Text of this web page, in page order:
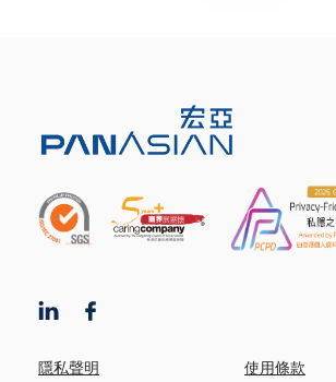
隱私聲明 使用條款